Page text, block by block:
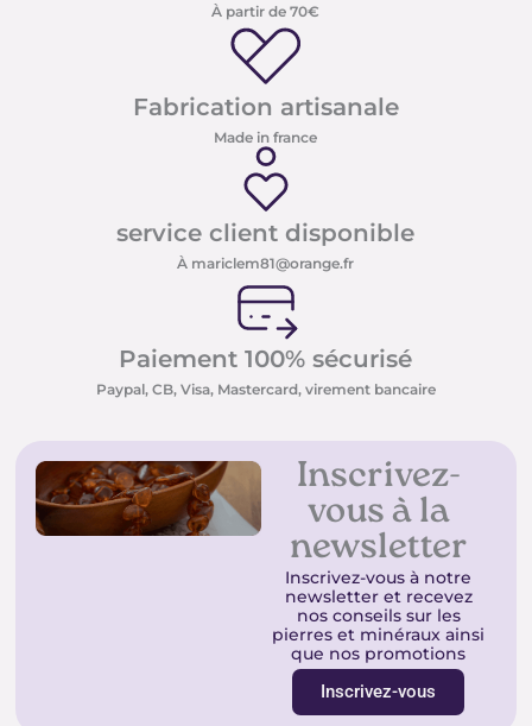
À partir de 70€
Fabrication artisanale
Made in france
service client disponible
À mariclem81@orange.fr
Paiement 100% sécurisé
Paypal, CB, Visa, Mastercard, virement bancaire
Inscrivez-
vous à la
newsletter
Inscrivez-vous à notre
newsletter et recevez
nos conseils sur les
pierres et minéraux ainsi
que nos promotions
Inscrivez-vous